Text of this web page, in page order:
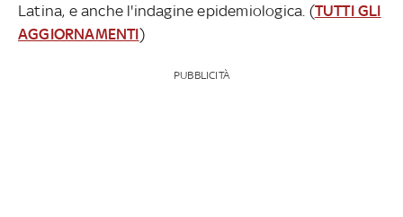
Latina, e anche l'indagine epidemiologica. (TUTTI GLI
AGGIORNAMENTI)
PUBBLICITÀ